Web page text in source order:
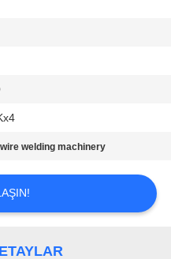
wire welding machinery